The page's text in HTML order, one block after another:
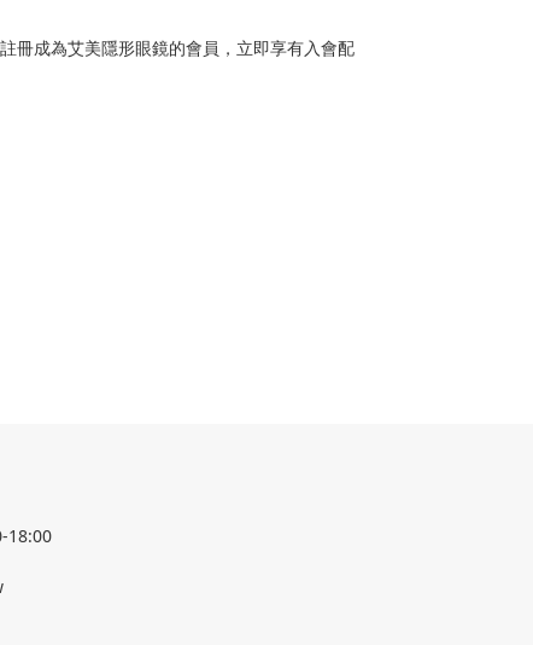
冊成為艾美隱形眼鏡的會員，立即享有入會配
18:00